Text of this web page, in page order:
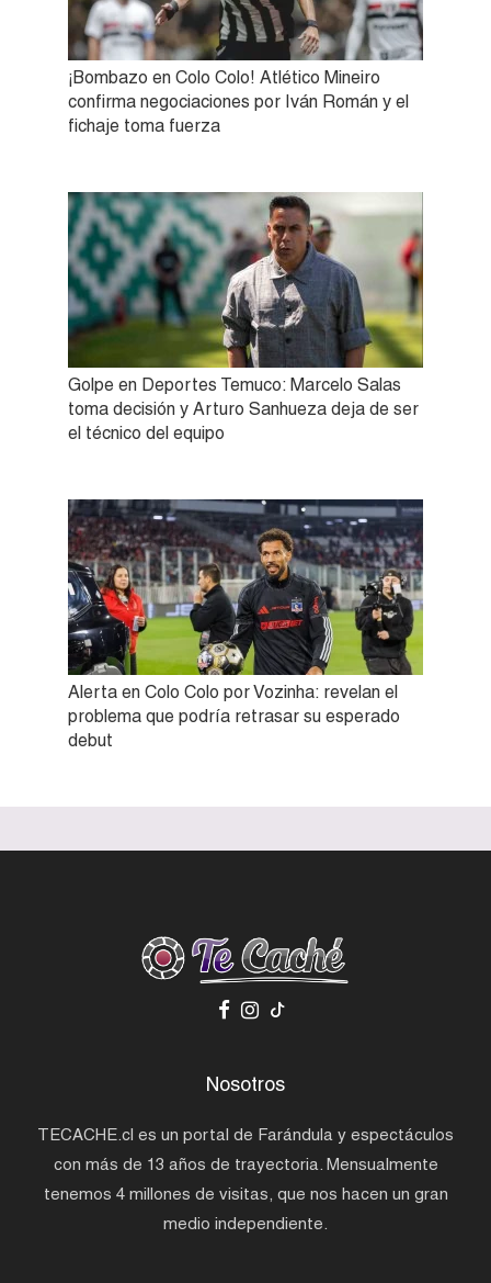
¡Bombazo en Colo Colo! Atlético Mineiro
confirma negociaciones por Iván Román y el
fichaje toma fuerza
Golpe en Deportes Temuco: Marcelo Salas
toma decisión y Arturo Sanhueza deja de ser
el técnico del equipo
Alerta en Colo Colo por Vozinha: revelan el
problema que podría retrasar su esperado
debut
Nosotros
TECACHE.cl es un portal de Farándula y espectáculos
con más de 13 años de trayectoria. Mensualmente
tenemos 4 millones de visitas, que nos hacen un gran
medio independiente.